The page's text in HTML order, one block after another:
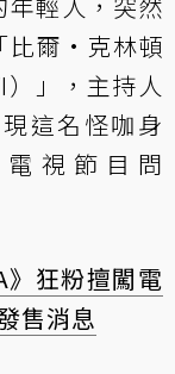
比爾·克林頓
）」，主持人
這名怪咖身
視節目問
》狂粉擅闖電
售消息